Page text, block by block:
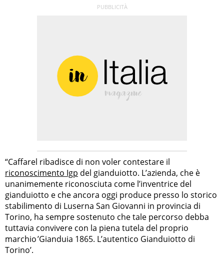
“Caffarel ribadisce di non voler contestare il
riconoscimento Igp del gianduiotto. L’azienda, che è
unanimemente riconosciuta come l’inventrice del
gianduiotto e che ancora oggi produce presso lo storico
stabilimento di Luserna San Giovanni in provincia di
Torino, ha sempre sostenuto che tale percorso debba
tuttavia convivere con la piena tutela del proprio
marchio ’Gianduia 1865. L’autentico Gianduiotto di
Torino’.